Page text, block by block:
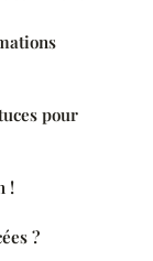
pour
!
?